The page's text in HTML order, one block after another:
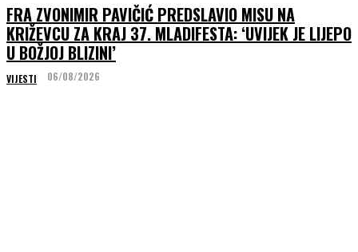
FRA ZVONIMIR PAVIČIĆ PREDSLAVIO MISU NA
KRIŽEVCU ZA KRAJ 37. MLADIFESTA: ‘UVIJEK JE LIJEPO
U BOŽJOJ BLIZINI’
VIJESTI 06/08/2026